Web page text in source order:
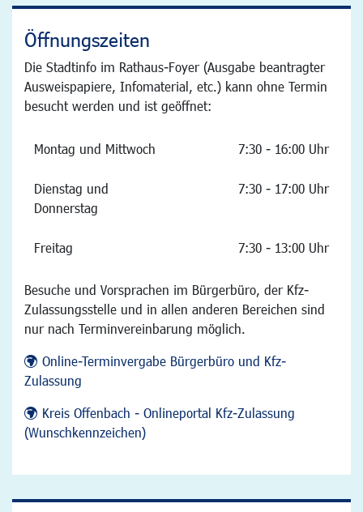
Öffnungszeiten
Die Stadtinfo im Rathaus-Foyer (Ausgabe beantragter
Ausweispapiere, Infomaterial, etc.) kann ohne Termin
besucht werden und ist geöffnet:
Montag und Mittwoch 7:30 - 16:00 Uhr
Dienstag und
Donnerstag
7:30 - 17:00 Uhr
Freitag 7:30 - 13:00 Uhr
Besuche und Vorsprachen im Bürgerbüro, der Kfz-
Zulassungsstelle und in allen anderen Bereichen sind
nur nach Terminvereinbarung möglich.
Online-Terminvergabe Bürgerbüro und Kfz-
Zulassung
Kreis Offenbach - Onlineportal Kfz-Zulassung
(Wunschkennzeichen)